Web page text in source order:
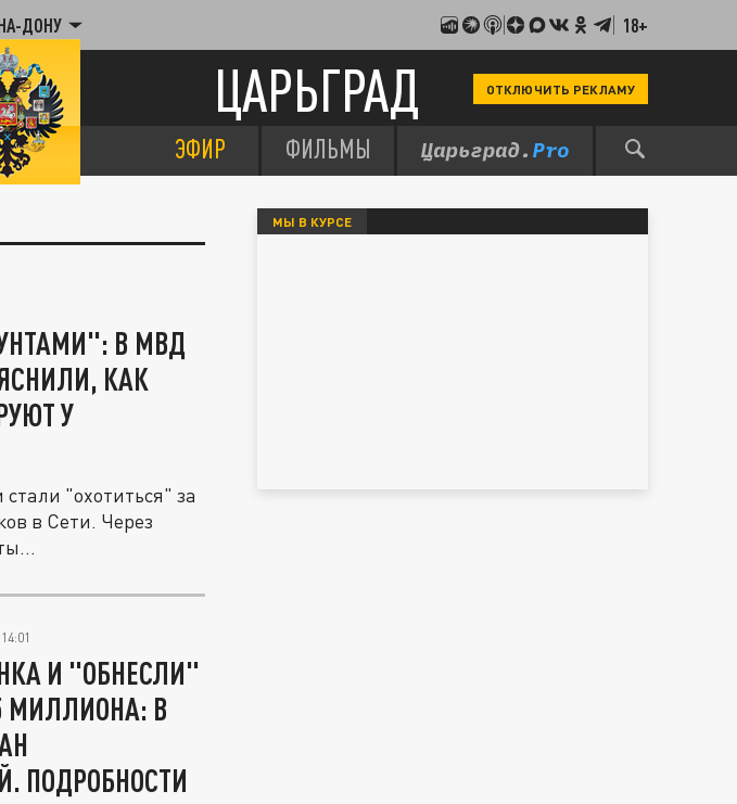
ДОНУ 18+
ЦАРЬГРАД ОТКЛЮЧИТЬ РЕКЛАМУ
ЭФИР ФИЛЬМЫ
В МВД
КАК
У
"охотиться" за
в Сети. Через
И "ОБНЕСЛИ"
МИЛЛИОНА: В
ПОДРОБНОСТИ
МЫ В КУРСЕ